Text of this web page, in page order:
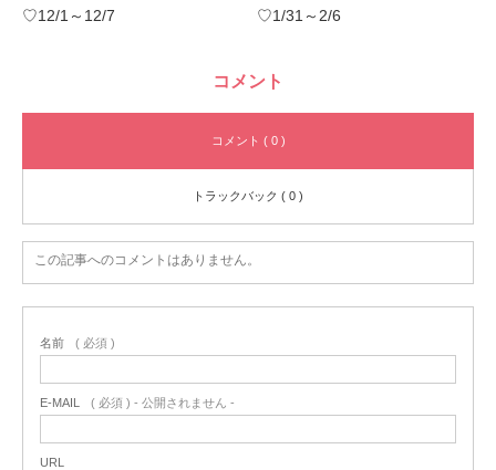
♡12/1～12/7
♡1/31～2/6
コメント
コメント ( 0 )
トラックバック ( 0 )
この記事へのコメントはありません。
名前 ( 必須 )
E-MAIL ( 必須 ) - 公開されません -
URL